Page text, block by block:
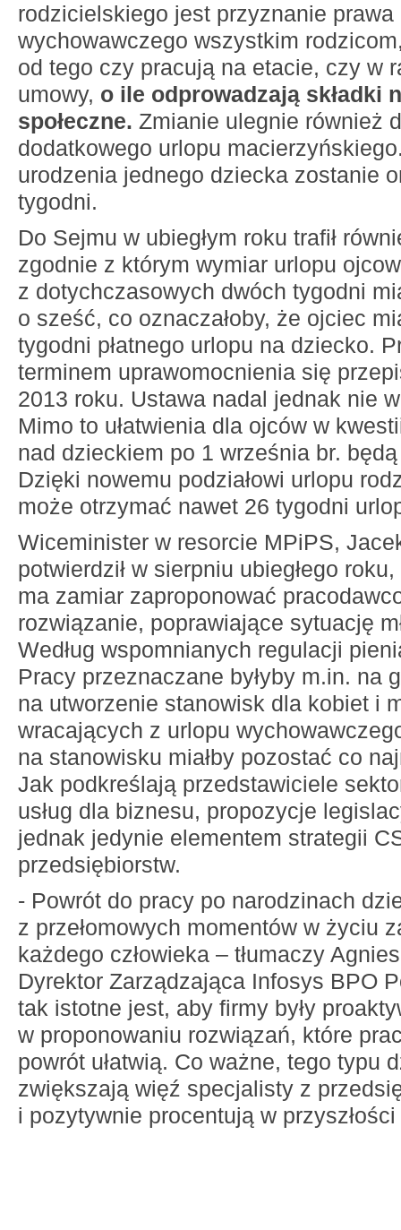
rodzicielskiego jest przyznanie prawa
wychowawczego wszystkim
od tego czy pracują na etacie, czy w
umowy, o ile odprowadzają składki
społeczne. Zmianie ulegnie również
dodatkowego urlopu
urodzenia jednego dziecka zostanie
tygodni.
Do Sejmu w ubiegłym roku trafił
zgodnie z którym wymiar urlopu
z dotychczasowych dwóch tygodni
o sześć, co oznaczałoby, że ojciec
tygodni płatnego urlopu na dziecko.
terminem uprawomocnienia się
2013 roku. Ustawa nadal jednak nie
Mimo to ułatwienia dla ojców w
nad dzieckiem po 1 września br.
Dzięki nowemu podziałowi urlopu
może otrzymać nawet 26 tygodni
Wiceminister w resorcie MPiPS,
potwierdził w sierpniu ubiegłego
ma zamiar zaproponować
rozwiązanie, poprawiające sytuację
Według wspomnianych regulacji
Pracy przeznaczane byłyby m.in. na
na utworzenie stanowisk dla kobiet i
wracających z urlopu
na stanowisku miałby pozostać co
Jak podkreślają przedstawiciele
usług dla biznesu, propozycje
jednak jedynie elementem strategii
przedsiębiorstw.
- Powrót do pracy po narodzinach
z przełomowych momentów w życiu
każdego człowieka – tłumaczy
Dyrektor Zarządzająca Infosys BPO
tak istotne jest, aby firmy były
w proponowaniu rozwiązań, które
powrót ułatwią. Co ważne, tego typu
zwiększają więź specjalisty z
i pozytywnie procentują w